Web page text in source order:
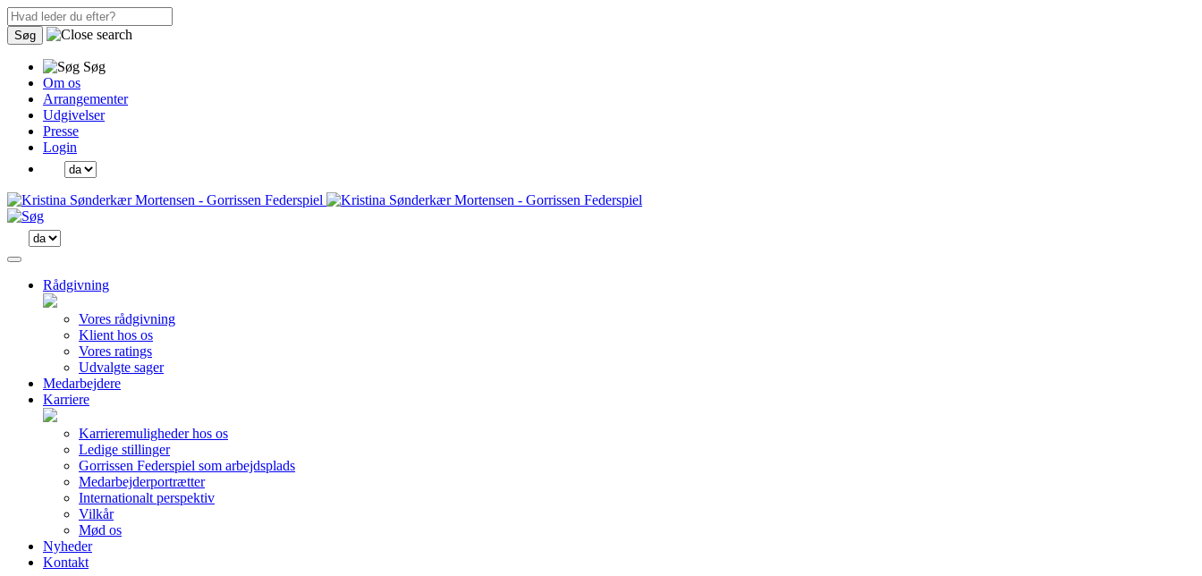
Søg
Søg
Om os
Arrangementer
Udgivelser
Presse
Login
Rådgivning
Vores rådgivning
Klient hos os
Vores ratings
Udvalgte sager
Medarbejdere
Karriere
Karrieremuligheder hos os
Ledige stillinger
Gorrissen Federspiel som arbejdsplads
Medarbejderportrætter
Internationalt perspektiv
Vilkår
Mød os
Nyheder
Kontakt